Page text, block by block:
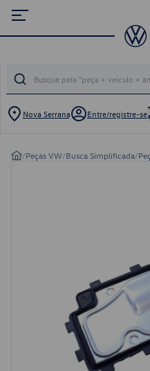
Nova Serrana Entre/registre-se
/Peças VW/Busca Simplificada/